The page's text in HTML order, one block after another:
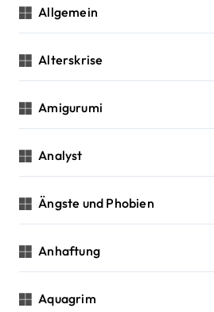
o Allgemein
Alterskrise
Amigurumi
Analyst
Ängste und Phobien
Anhaftung
Aquagrim